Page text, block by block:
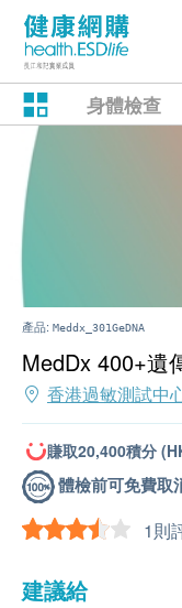
身體檢查
產品: Meddx_301GeDNA
MedDx 400+遺
香港過敏測試中
賺取20,400積分
體檢前可免費取
1則
建議給